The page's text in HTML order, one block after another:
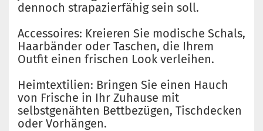
dennoch strapazierfähig sein soll.
Accessoires: Kreieren Sie modische Schals,
Haarbänder oder Taschen, die Ihrem
Outfit einen frischen Look verleihen.
Heimtextilien: Bringen Sie einen Hauch
von Frische in Ihr Zuhause mit
selbstgenähten Bettbezügen, Tischdecken
oder Vorhängen.